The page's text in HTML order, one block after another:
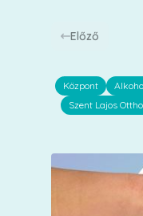
Előző
Központ
Szent Lajos